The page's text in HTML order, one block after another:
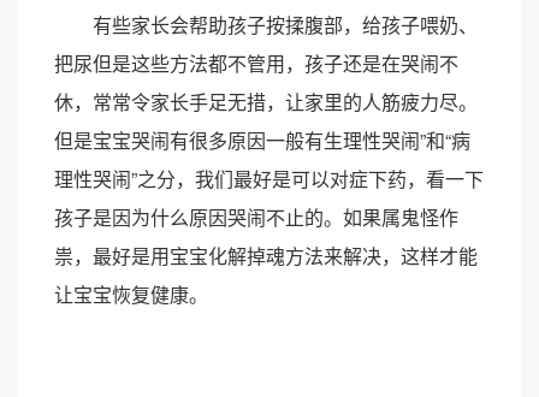
有些家长会帮助孩子按揉腹部，给孩子喂奶、
把尿但是这些方法都不管用，孩子还是在哭闹不
休，常常令家长手足无措，让家里的人筋疲力尽。
但是宝宝哭闹有很多原因一般有生理性哭闹”和“病
理性哭闹”之分，我们最好是可以对症下药，看一下
孩子是因为什么原因哭闹不止的。如果属鬼怪作
祟，最好是用宝宝化解掉魂方法来解决，这样才能
让宝宝恢复健康。